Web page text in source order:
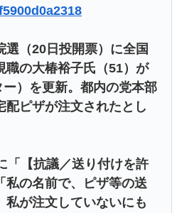
選（20日投開票）に全国
職の大椿裕子氏（51）が
）を更新。都内の党本部
配ピザが注文されたとし
【抗議／送り付けを許
私の名前で、ピザ等の送
私が注文していないにも